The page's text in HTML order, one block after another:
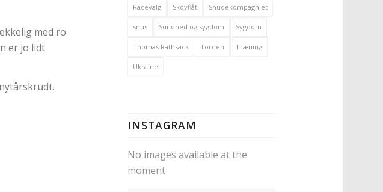
med ro
er jo lidt
Racevalg Skovflåt Snudekompagniet
snus Sundhed og sygdom Sygdom
Thomas Rathsack Torden Træning
Ukraine
INSTAGRAM
No images available at the
moment